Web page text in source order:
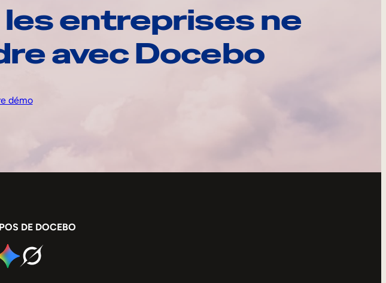
entreprises ne
avec Docebo
démo
DE DOCEBO